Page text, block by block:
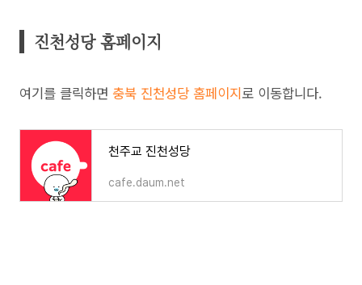
진천성당 홈페이지
여기를 클릭하면 충북 진천성당 홈페이지로 이동합니다.
천주교 진천성당
cafe.daum.net